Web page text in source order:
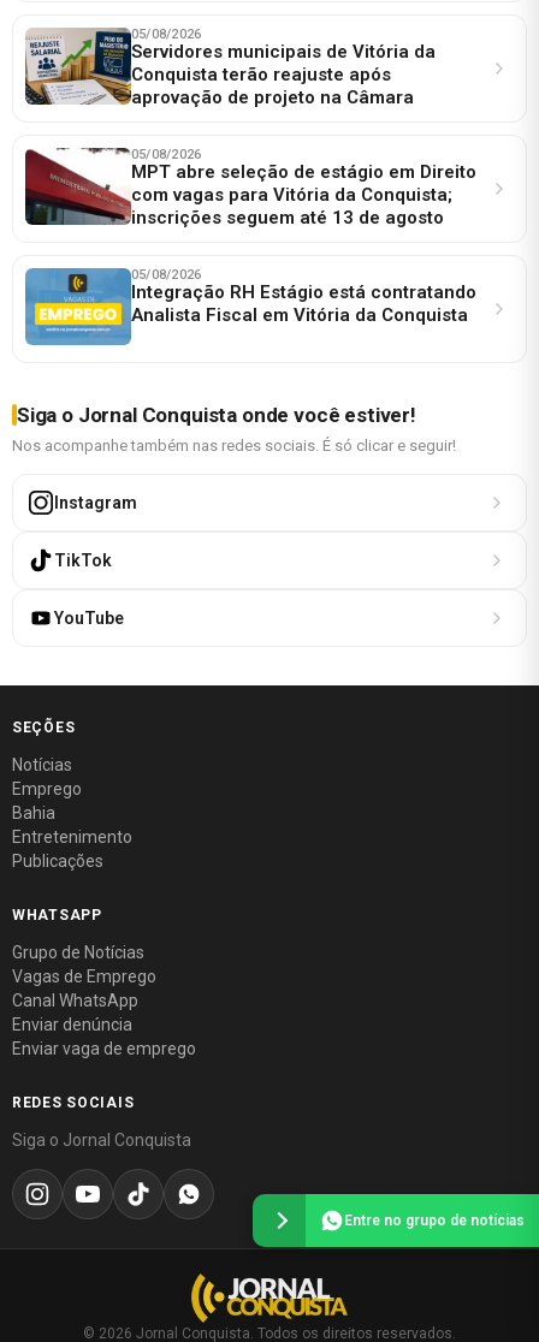
05/08/2026
Servidores municipais de Vitória da
Conquista terão reajuste após
aprovação de projeto na Câmara
05/08/2026
MPT abre seleção de estágio em Direito
com vagas para Vitória da Conquista;
inscrições seguem até 13 de agosto
05/08/2026
Integração RH Estágio está contratando
Analista Fiscal em Vitória da Conquista
Siga o Jornal Conquista onde você estiver!
Nos acompanhe também nas redes sociais. É só clicar e seguir!
Instagram
TikTok
YouTube
SEÇÕES
Notícias
Emprego
Bahia
Entretenimento
Publicações
WHATSAPP
Grupo de Notícias
Vagas de Emprego
Canal WhatsApp
Enviar denúncia
Enviar vaga de emprego
REDES SOCIAIS
Siga o Jornal Conquista
© 2026 Jornal Conquista. Todos os direitos reservados.
Entre no grupo de notícias